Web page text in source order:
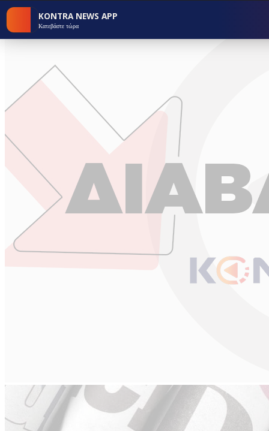
KONTRA NEWS APP
Κατεβάστε τώρα